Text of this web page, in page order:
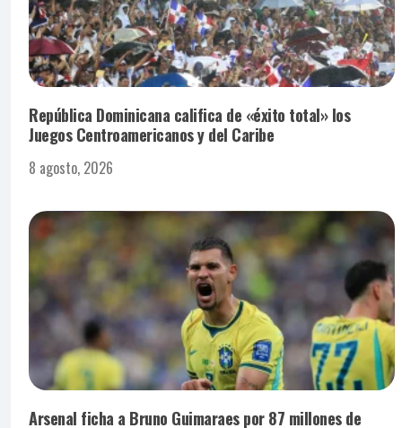
República Dominicana califica de «éxito total» los
Juegos Centroamericanos y del Caribe
8 agosto, 2026
Arsenal ficha a Bruno Guimaraes por 87 millones de